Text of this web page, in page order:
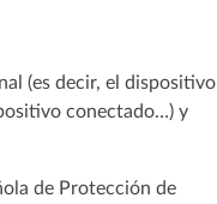
(es decir, el dispositivo
conectado…) y
de Protección de